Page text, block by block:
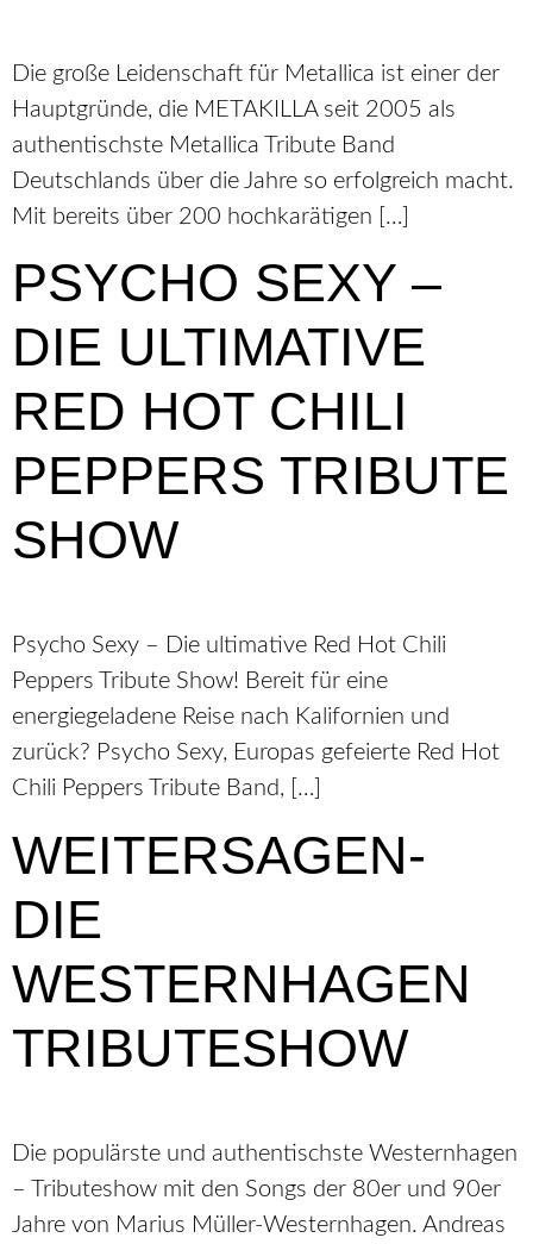
Die große Leidenschaft für Metallica ist einer der
Hauptgründe, die METAKILLA seit 2005 als
authentischste Metallica Tribute Band
Deutschlands über die Jahre so erfolgreich macht.
Mit bereits über 200 hochkarätigen […]
PSYCHO SEXY –
DIE ULTIMATIVE
RED HOT CHILI
PEPPERS TRIBUTE
SHOW
Psycho Sexy – Die ultimative Red Hot Chili
Peppers Tribute Show! Bereit für eine
energiegeladene Reise nach Kalifornien und
zurück? Psycho Sexy, Europas gefeierte Red Hot
Chili Peppers Tribute Band, […]
WEITERSAGEN-
DIE
WESTERNHAGEN
TRIBUTESHOW
Die populärste und authentischste Westernhagen
– Tributeshow mit den Songs der 80er und 90er
Jahre von Marius Müller-Westernhagen. Andreas